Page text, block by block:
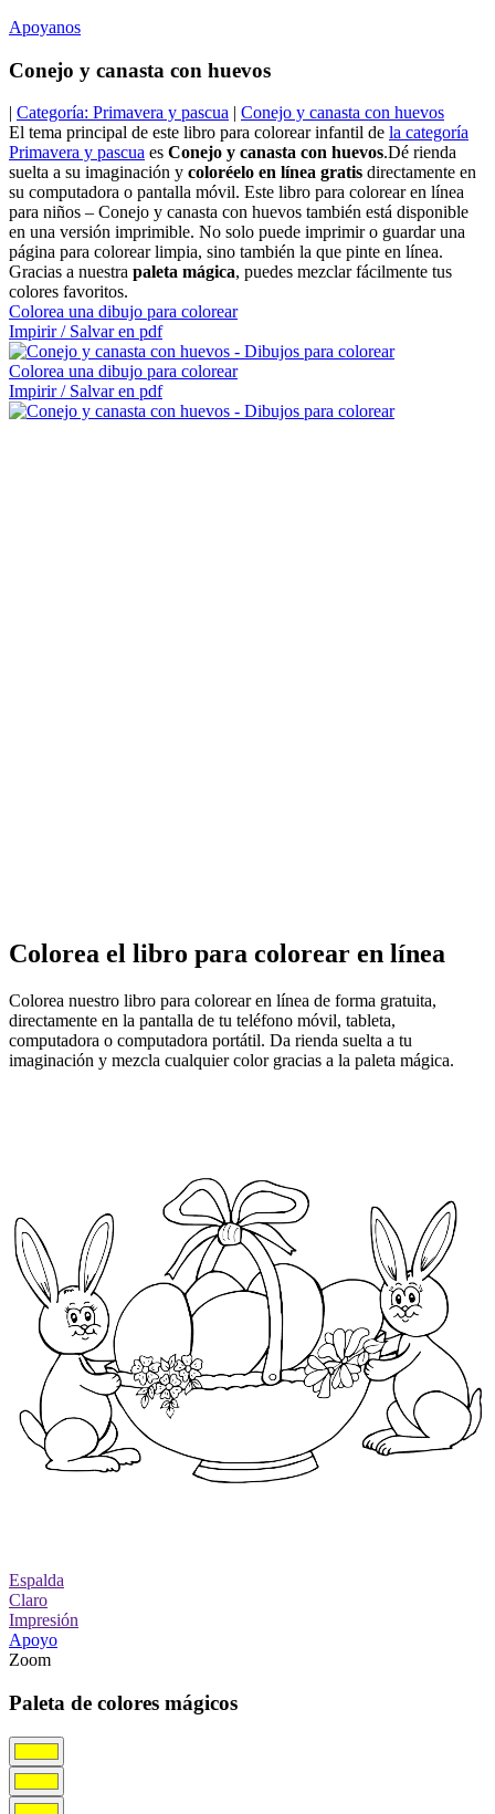
Apoyanos
Conejo y canasta con huevos
| Categoría: Primavera y pascua | Conejo y canasta con huevos
El tema principal de este libro para colorear infantil de la categoría
Primavera y pascua es Conejo y canasta con huevos.Dé rienda
suelta a su imaginación y coloréelo en línea gratis directamente en
su computadora o pantalla móvil. Este libro para colorear en línea
para niños – Conejo y canasta con huevos también está disponible
en una versión imprimible. No solo puede imprimir o guardar una
página para colorear limpia, sino también la que pinte en línea.
Gracias a nuestra paleta mágica, puedes mezclar fácilmente tus
colores favoritos.
Colorea una dibujo para colorear
Impirir / Salvar en pdf
Colorea una dibujo para colorear
Impirir / Salvar en pdf
Colorea el libro para colorear en línea
Colorea nuestro libro para colorear en línea de forma gratuita,
directamente en la pantalla de tu teléfono móvil, tableta,
computadora o computadora portátil. Da rienda suelta a tu
imaginación y mezcla cualquier color gracias a la paleta mágica.
Espalda
Claro
Impresión
Apoyo
Zoom
Paleta de colores mágicos